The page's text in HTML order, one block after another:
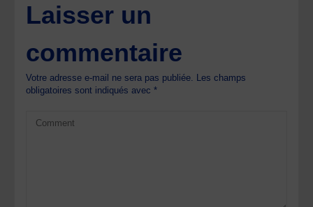
Laisser un
commentaire
Votre adresse e-mail ne sera pas publiée. Les champs
obligatoires sont indiqués avec*